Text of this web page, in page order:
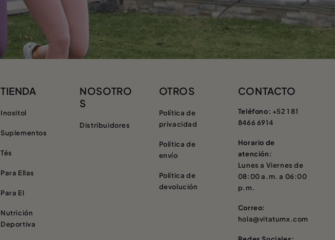
TIENDA
Inositol
Suplementos
Tés
Para Ellas
Para El
Nutrición
Deportiva
NOSOTRO
S
Distribuidores
OTROS
Política de
privacidad
Política de
envío
Política de
devolución
CONTACTO
Teléfono: +52 1 81
8466 6914
Horario de
atención:
Lunes a Viernes de
08:00 a.m. a 06:00
p.m.
Correo:
hola@vitatumx.com